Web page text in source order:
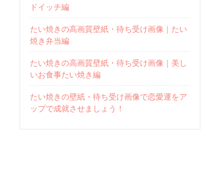
ドイッチ編
たい焼きの高画質壁紙・待ち受け画像｜たい
焼き弁当編
たい焼きの高画質壁紙・待ち受け画像｜美し
いお食事たい焼き編
たい焼きの壁紙・待ち受け画像で恋愛運をア
ップで成就させましょう！